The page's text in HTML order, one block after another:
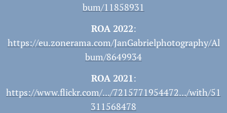
bum/11858931
ROA 2022:
https://eu.zonerama.com/JanGabrielphotography/Al
bum/8649934
ROA 2021:
https://www.flickr.com/.../7215771954472.../with/51
311568478